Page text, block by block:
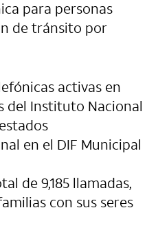
para personas
de tránsito por
activas en
del Instituto Nacional
en el DIF Municipal
de 9,185 llamadas,
con sus seres